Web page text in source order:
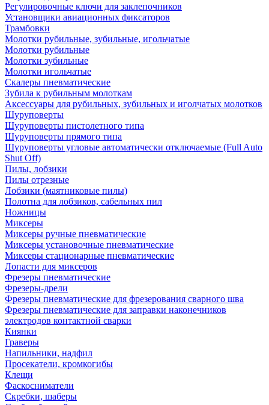
Регулировочные ключи для заклепочников
Установщики авиационных фиксаторов
Трамбовки
Молотки рубильные, зубильные, игольчатые
Молотки рубильные
Молотки зубильные
Молотки игольчатые
Скалеры пневматические
Зубила к рубильным молоткам
Аксессуары для рубильных, зубильных и иголчатых молотков
Шуруповерты
Шуруповерты пистолетного типа
Шуруповерты прямого типа
Шуруповерты угловые автоматически отключаемые (Full Auto
Shut Off)
Пилы, лобзики
Пилы отрезные
Лобзики (маятниковые пилы)
Полотна для лобзиков, сабельных пил
Ножницы
Миксеры
Миксеры ручные пневматические
Миксеры установочные пневматические
Миксеры стационарные пневматические
Лопасти для миксеров
Фрезеры пневматические
Фрезеры-дрели
Фрезеры пневматические для фрезерования сварного шва
Фрезеры пневматические для заправки наконечников
электродов контактной сварки
Киянки
Граверы
Напильники, надфил
Просекатели, кромкогибы
Клещи
Фаскосниматели
Скребки, шаберы